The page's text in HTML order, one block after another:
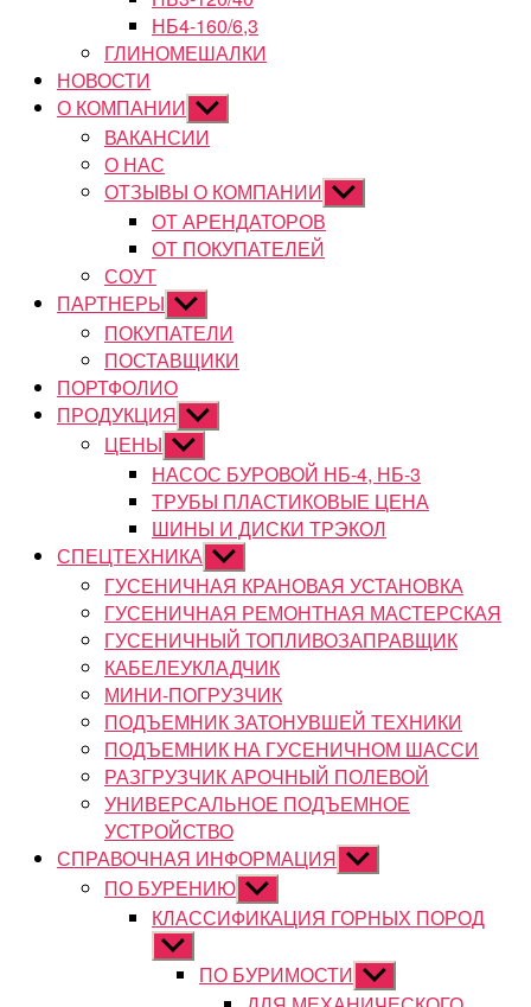
НБ4-160/6,3
ГЛИНОМЕШАЛКИ
НОВОСТИ
О КОМПАНИИ Показывать
подменю
ВАКАНСИИ
О НАС
ОТЗЫВЫ О КОМПАНИИ Показывать
подменю
ОТ АРЕНДАТОРОВ
ОТ ПОКУПАТЕЛЕЙ
СОУТ
ПАРТНЕРЫ Показывать
подменю
ПОКУПАТЕЛИ
ПОСТАВЩИКИ
ПОРТФОЛИО
ПРОДУКЦИЯ Показывать
подменю
ЦЕНЫ Показывать
подменю
НАСОС БУРОВОЙ НБ-4, НБ-3
ТРУБЫ ПЛАСТИКОВЫЕ ЦЕНА
ШИНЫ И ДИСКИ ТРЭКОЛ
СПЕЦТЕХНИКА Показывать
подменю
ГУСЕНИЧНАЯ КРАНОВАЯ УСТАНОВКА
ГУСЕНИЧНАЯ РЕМОНТНАЯ МАСТЕРСКАЯ
ГУСЕНИЧНЫЙ ТОПЛИВОЗАПРАВЩИК
КАБЕЛЕУКЛАДЧИК
МИНИ-ПОГРУЗЧИК
ПОДЪЕМНИК ЗАТОНУВШЕЙ ТЕХНИКИ
ПОДЪЕМНИК НА ГУСЕНИЧНОМ ШАССИ
РАЗГРУЗЧИК АРОЧНЫЙ ПОЛЕВОЙ
УНИВЕРСАЛЬНОЕ ПОДЪЕМНОЕ
УСТРОЙСТВО
СПРАВОЧНАЯ ИНФОРМАЦИЯ Показывать
подменю
ПО БУРЕНИЮ Показывать
подменю
КЛАССИФИКАЦИЯ ГОРНЫХ ПОРОД
Показывать
подменюПО БУРИМОСТИ Показывать
подменю